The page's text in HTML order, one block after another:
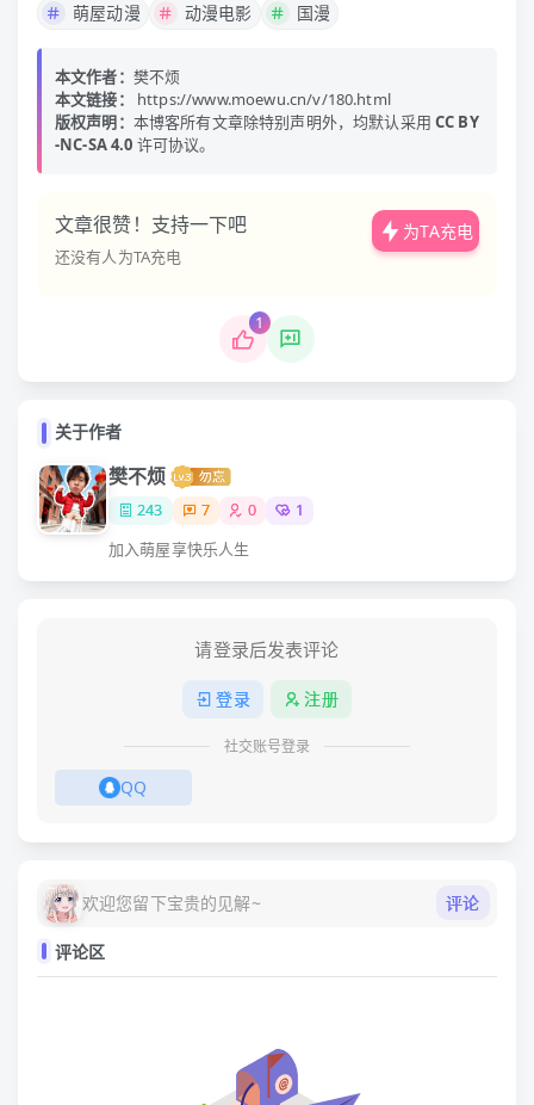
萌屋动漫 动漫电影 国漫
本文作者： 樊不烦
本文链接：
https://www.moewu.cn/v/180.html
版权声明： 本博客所有文章除特别声明外，均默认采用 CC BY
-NC-SA 4.0 许可协议。
文章很赞！支持一下吧
还没有人为TA充电
为TA充电
1
关于作者
樊不烦
243 7 0 1
加入萌屋享快乐人生
请登录后发表评论
登录 注册
社交账号登录
QQ
欢迎您留下宝贵的见解~ 评论
评论区